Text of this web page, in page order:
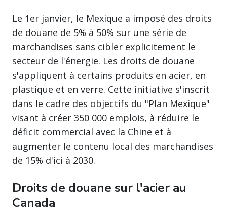
Le 1er janvier, le Mexique a imposé des droits
de douane de 5% à 50% sur une série de
marchandises sans cibler explicitement le
secteur de l'énergie. Les droits de douane
s'appliquent à certains produits en acier, en
plastique et en verre. Cette initiative s'inscrit
dans le cadre des objectifs du "Plan Mexique"
visant à créer 350 000 emplois, à réduire le
déficit commercial avec la Chine et à
augmenter le contenu local des marchandises
de 15% d'ici à 2030.
Droits de douane sur l'acier au
Canada